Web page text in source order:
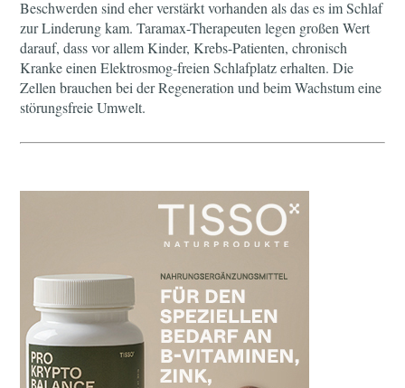
Beschwerden sind eher verstärkt vorhanden als das es im Schlaf
zur Linderung kam. Taramax-Therapeuten legen großen Wert
darauf, dass vor allem Kinder, Krebs-Patienten, chronisch
Kranke einen Elektrosmog-freien Schlafplatz erhalten. Die
Zellen brauchen bei der Regeneration und beim Wachstum eine
störungsfreie Umwelt.